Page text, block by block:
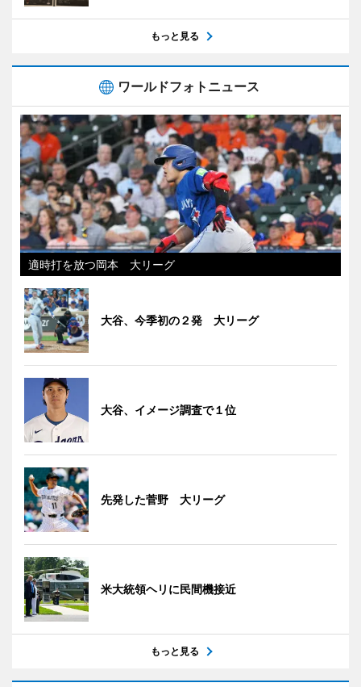
もっと見る
ワールドフォトニュース
適時打を放つ岡本 大リーグ
大谷、今季初の２発 大リーグ
大谷、イメージ調査で１位
先発した菅野 大リーグ
米大統領ヘリに民間機接近
もっと見る